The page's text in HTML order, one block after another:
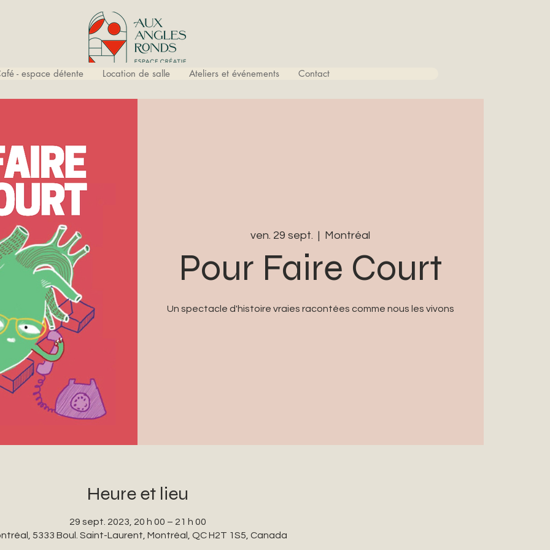
- espace détente Location de salle Ateliers et événements Contact
ven. 29 sept.
  |
Montréal
Pour Faire Court
Un spectacle d'histoire vraies racontées comme nous les vivons
Heure et lieu
29 sept. 2023, 20 h 00 – 21 h 00
5333 Boul. Saint-Laurent, Montréal, QC H2T 1S5, Canada